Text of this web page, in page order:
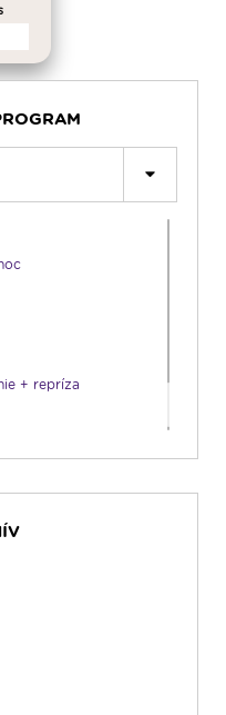
+ repríza